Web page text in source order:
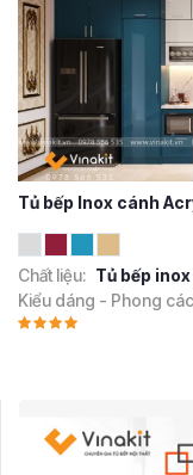
Tủ bếp Inox cánh
Chất liệu: Tủ bếp
Kiểu dáng - Phong